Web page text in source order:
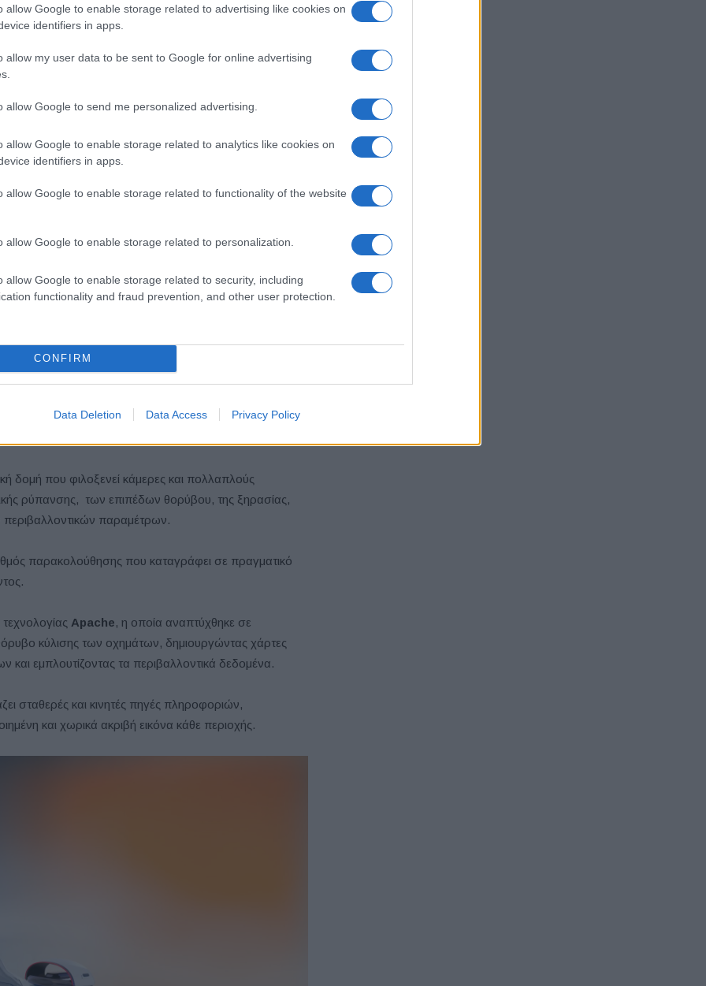
allow Google to enable storage related to advertising like cookies on
identifiers in apps.
allow my user data to be sent to Google for online advertising
allow Google to send me personalized advertising.
allow Google to enable storage related to analytics like cookies on
identifiers in apps.
allow Google to enable storage related to functionality of the website
allow Google to enable storage related to personalization.
allow Google to enable storage related to security, including
functionality and fraud prevention, and other user protection.
CONFIRM
Data Deletion Data Access Privacy Policy
Software République εισάγει μια νέα προσέγγιση
αξιοποιώντας το Renault Twingo E-Tech electric ως
οικοσύστημα συλλογής, προσομοίωσης και
δεδομένα σε χρήσιμη και αξιοποιήσιμη
καθώς επιτρέπει την ανάπτυξη κινητών σημείων
της πόλης.
E-Tech electric, μετατρέποντάς το σε μια
πόλης, αθόρυβα, χωρίς εκπομπές CO₂ και με
δομή που φιλοξενεί κάμερες και πολλαπλούς
ρύπανσης, των επιπέδων θορύβου, της ξηρασίας,
παραμέτρων.
παρακολούθησης που καταγράφει σε πραγματικό
Apache, η οποία αναπτύχθηκε σε
κύλισης των οχημάτων, δημιουργώντας χάρτες
εμπλουτίζοντας τα περιβαλλοντικά δεδομένα.
σταθερές και κινητές πηγές πληροφοριών,
και χωρικά ακριβή εικόνα κάθε περιοχής.